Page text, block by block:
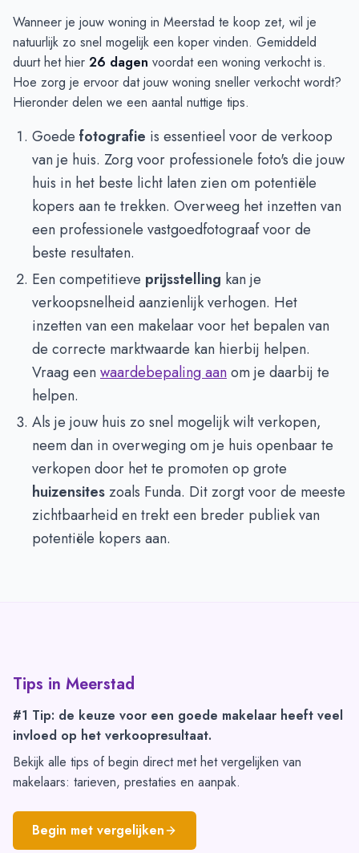
Wanneer je jouw woning in Meerstad te koop zet, wil je
natuurlijk zo snel mogelijk een koper vinden. Gemiddeld
duurt het hier 26 dagen voordat een woning verkocht is.
Hoe zorg je ervoor dat jouw woning sneller verkocht wordt?
Hieronder delen we een aantal nuttige tips.
Goede fotografie is essentieel voor de verkoop
van je huis. Zorg voor professionele foto's die jouw
huis in het beste licht laten zien om potentiële
kopers aan te trekken. Overweeg het inzetten van
een professionele vastgoedfotograaf voor de
beste resultaten.
Een competitieve prijsstelling kan je
verkoopsnelheid aanzienlijk verhogen. Het
inzetten van een makelaar voor het bepalen van
de correcte marktwaarde kan hierbij helpen.
Vraag eenwaardebepaling aanom je daarbij te
helpen.
Als je jouw huis zo snel mogelijk wilt verkopen,
neem dan in overweging om je huis openbaar te
verkopen door het te promoten op grote
huizensiteszoals Funda. Dit zorgt voor de meeste
zichtbaarheid en trekt een breder publiek van
potentiële kopers aan.
Tips in Meerstad
#1 Tip: de keuze voor een goede makelaar heeft veel
invloed op het verkoopresultaat.
Bekijk alle tips of begin direct met het vergelijken van
makelaars: tarieven, prestaties en aanpak.
Begin met vergelijken